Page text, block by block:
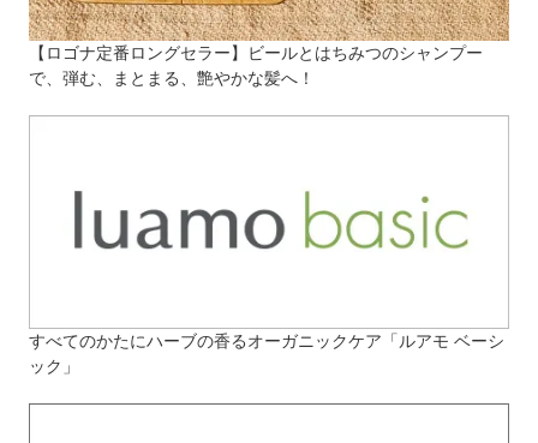
【ロゴナ定番ロングセラー】ビールとはちみつのシャンプー
で、弾む、まとまる、艶やかな髪へ！
すべてのかたにハーブの香るオーガニックケア「ルアモ ベーシ
ック」